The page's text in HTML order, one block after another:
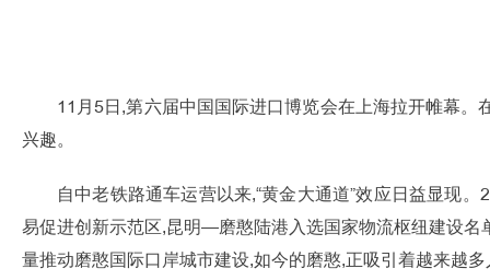
11月5日,第六届中国国际进口博览会在上海拉开帷幕
兴趣。
自中老铁路通车运营以来,“黄金大通道”效应日益显现
易促进创新示范区,昆明—磨憨陆港入选国家物流枢纽建设
量推动磨憨国际口岸城市建设,如今的磨憨,正吸引着越来越